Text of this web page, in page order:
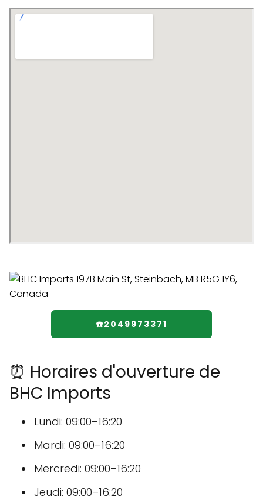
☎️2049973371
⏰ Horaires d'ouverture de
BHC Imports
Lundi: 09:00–16:20
Mardi: 09:00–16:20
Mercredi: 09:00–16:20
Jeudi: 09:00–16:20